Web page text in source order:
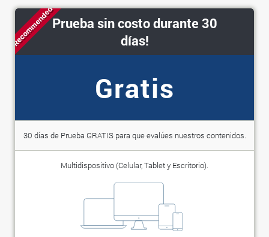
RecommendedPrueba sin costo durante 30
días!
Gratis
30 días de Prueba GRATIS para que evalúes nuestros contenidos.
Multidispositivo (Celular, Tablet y Escritorio).